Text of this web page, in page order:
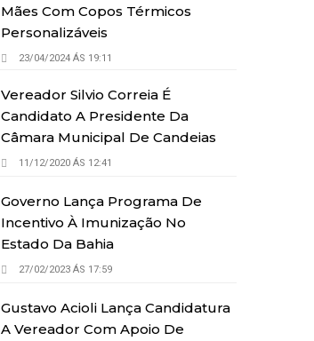
Mães Com Copos Térmicos
Personalizáveis
23/04/2024 ÁS 19:11
Vereador Silvio Correia É
Candidato A Presidente Da
Câmara Municipal De Candeias
11/12/2020 ÁS 12:41
Governo Lança Programa De
Incentivo À Imunização No
Estado Da Bahia
27/02/2023 ÁS 17:59
Gustavo Acioli Lança Candidatura
A Vereador Com Apoio De